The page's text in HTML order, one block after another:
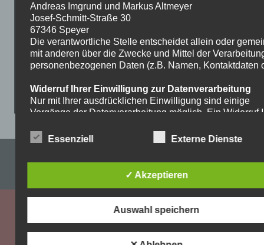
WordPress-Theme: Dynamic News von ThemeZee.
Andreas Imgrund und Markus Altmeyer
Josef-Schmitt-Straße 30
67346 Speyer
Die verantwortliche Stelle entscheidet allein oder
mit anderen über die Zwecke und Mittel der
personenbezogenen Daten (z.B. Namen, Kontaktdaten
Widerruf Ihrer Einwilligung zur Datenverarbeitung
Nur mit Ihrer ausdrücklichen Einwilligung sind einige
Vorgänge der Datenverarbeitung möglich. Ein Widerruf
Widerruf genügt eine formlose Mitteilung per E-Mail. Die
Recht auf Beschwerde bei der zuständigen
Aufsichtsbehörde
Als Betroffener steht Ihnen im Falle eines
der zuständigen Aufsichtsbehörde zu. Zuständige
Aufsichtsbehörde bezüglich datenschutzrechtlicher
Essenziell Externe Dienste
✓ Akzeptieren
Auswahl speichern